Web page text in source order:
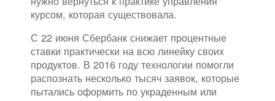
курсом, которая существовала.
С 22 июня Сбербанк снижает процентные
ставки практически на всю линейку своих
продуктов. В 2016 году технологии помогли
распознать несколько тысяч заявок, которые
пытались оформить по украденным или